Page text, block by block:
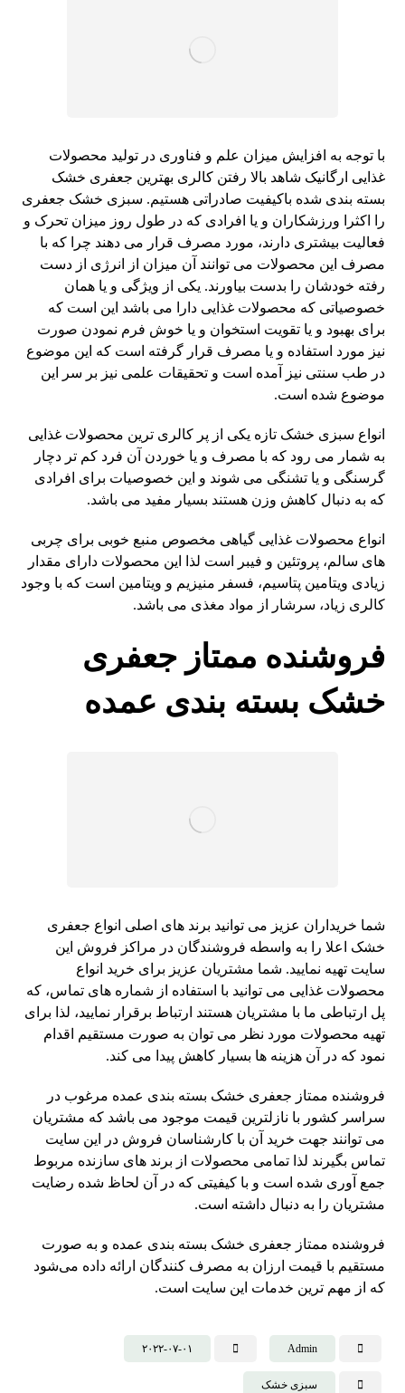
با توجه به افزایش میزان علم و فناوری در تولید محصولات
غذایی ارگانیک شاهد بالا رفتن کالری بهترین جعفری خشک
بسته بندی شده باکیفیت صادراتی هستیم. سبزی خشک جعفری
را اکثرا ورزشکاران و یا افرادی که در طول روز میزان تحرک و
فعالیت بیشتری دارند، مورد مصرف قرار می دهند چرا که با
مصرف این محصولات می توانند آن میزان از انرژی از دست
رفته خودشان را بدست بیاورند. یکی از ویژگی و یا همان
خصوصیاتی که محصولات غذایی دارا می باشد این است که
برای بهبود و یا تقویت استخوان و یا خوش فرم نمودن صورت
نیز مورد استفاده و یا مصرف قرار گرفته است که این موضوع
در طب سنتی نیز آمده است و تحقیقات علمی نیز بر سر این
موضوع شده است.
انواع سبزی خشک تازه یکی از پر کالری ترین محصولات غذایی
به شمار می رود که با مصرف و یا خوردن آن فرد کم تر دچار
گرسنگی و یا تشنگی می شوند و این خصوصیات برای افرادی
که به دنبال کاهش وزن هستند بسیار مفید می باشد.
انواع محصولات غذایی گیاهی مخصوص منبع خوبی برای چربی
های سالم، پروتئین و فیبر است لذا این محصولات دارای مقدار
زیادی ویتامین پتاسیم، فسفر منیزیم و ویتامین است که با وجود
کالری زیاد، سرشار از مواد مغذی می باشد.
فروشنده ممتاز جعفری
خشک بسته بندی عمده
شما خریداران عزیز می توانید برند های اصلی انواع جعفری
خشک اعلا را به واسطه فروشندگان در مراکز فروش این
سایت تهیه نمایید. شما مشتریان عزیز برای خرید انواع
محصولات غذایی می توانید با استفاده از شماره های تماس، که
پل ارتباطی ما با مشتریان هستند ارتباط برقرار نمایید، لذا برای
تهیه محصولات مورد نظر می توان به صورت مستقیم اقدام
نمود که در آن هزینه ها بسیار کاهش پیدا می کند.
فروشنده ممتاز جعفری خشک بسته بندی عمده مرغوب در
سراسر کشور با نازلترین قیمت موجود می باشد که مشتریان
می توانند جهت خرید آن با کارشناسان فروش در این سایت
تماس بگیرند لذا تمامی محصولات از برند های سازنده مربوط
جمع آوری شده است و با کیفیتی که در آن لحاظ شده رضایت
مشتریان را به دنبال داشته است.
فروشنده ممتاز جعفری خشک بسته بندی عمده و به صورت
مستقیم با قیمت ارزان به مصرف کنندگان ارائه داده می‌شود
که از مهم ترین خدمات این سایت است.
Admin ۲۰۲۲-۰۷-۰۱
سبزی خشک